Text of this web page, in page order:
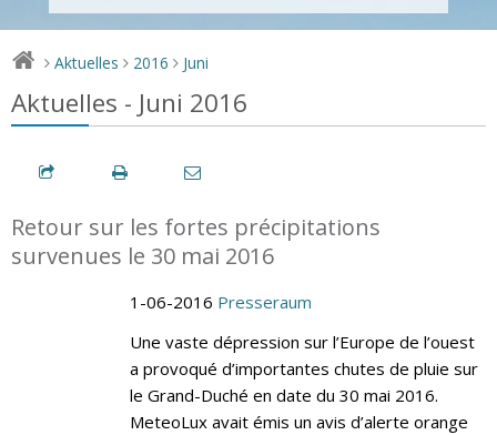
> Aktuelles > 2016 > Juni
Aktuelles - Juni 2016
Retour sur les fortes précipitations
survenues le 30 mai 2016
1-06-2016 Presseraum
Une vaste dépression sur l’Europe de l’ouest
a provoqué d’importantes chutes de pluie sur
le Grand-Duché en date du 30 mai 2016.
MeteoLux avait émis un avis d’alerte orange